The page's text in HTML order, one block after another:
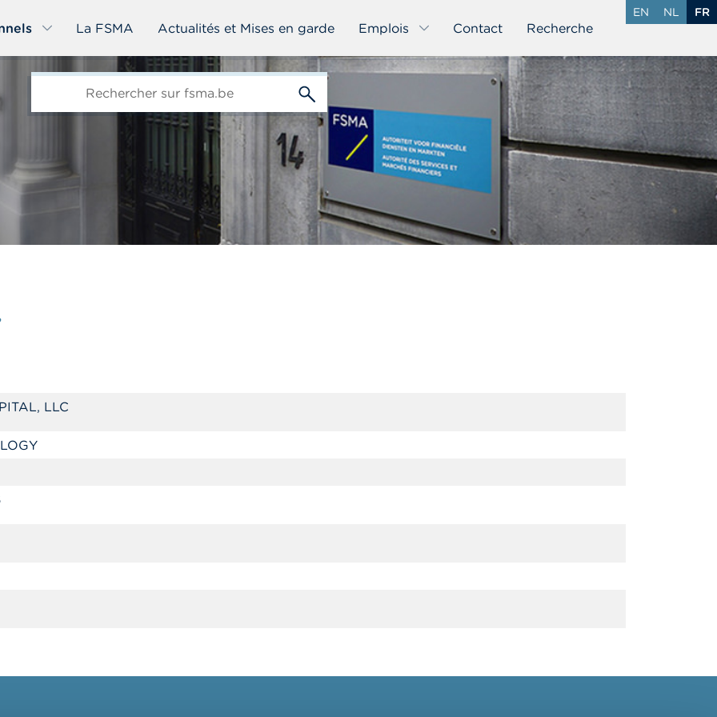
La FSMA Actualités et Mises en garde Emplois Contact Recherche
EN NL FR
LLC